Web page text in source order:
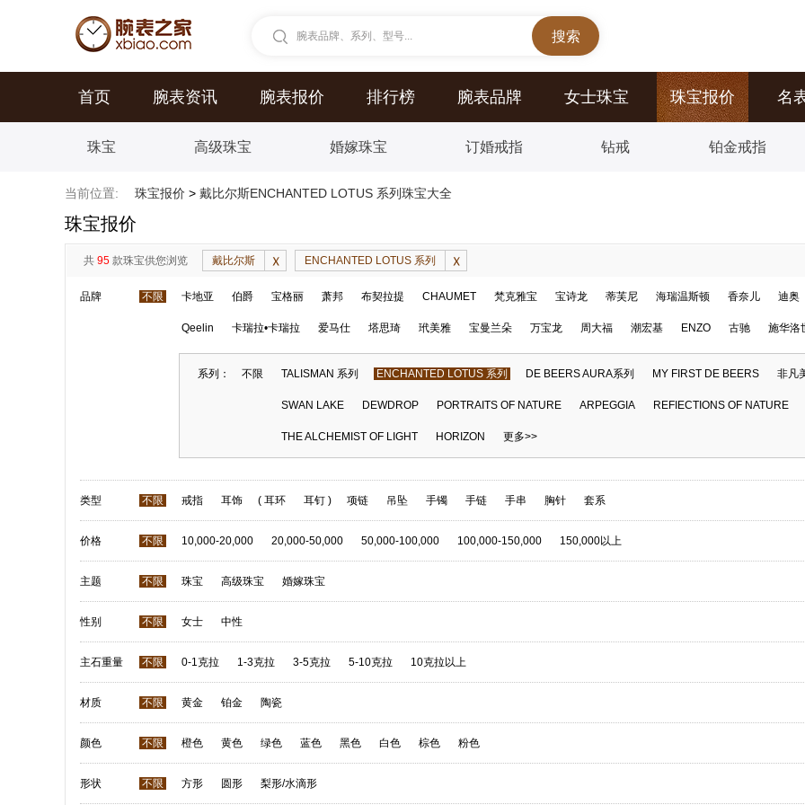
腕表品牌、系列、型号...
首页 腕表资讯 腕表报价 排行榜 腕表品牌 女士珠宝 珠宝报价 名
珠宝 高级珠宝 婚嫁珠宝 订婚戒指 钻戒 铂金戒指
当前位置: 珠宝报价 > 戴比尔斯ENCHANTED LOTUS 系列珠宝大全
珠宝报价
共 95 款珠宝供您浏览 戴比尔斯 ENCHANTED LOTUS 系列
品牌 不限 卡地亚 伯爵 宝格丽 萧邦 布契拉提 CHAUMET 梵克雅宝 宝诗龙 蒂芙尼 海瑞温斯顿 香奈儿 迪奥
Qeelin 卡瑞拉•卡瑞拉 爱马仕 塔思琦 玳美雅 宝曼兰朵 万宝龙 周大福 潮宏基 ENZO 古驰 施华洛
系列： 不限 TALISMAN 系列 ENCHANTED LOTUS 系列 DE BEERS AURA系列 MY FIRST DE BEERS 非凡
SWAN LAKE DEWDROP PORTRAITS OF NATURE ARPEGGIA REFIECTIONS OF NATURE
THE ALCHEMIST OF LIGHT HORIZON 更多>>
类型 不限 戒指 耳饰 ( 耳环 耳钉 ) 项链 吊坠 手镯 手链 手串 胸针 套系
价格 不限 10,000-20,000 20,000-50,000 50,000-100,000 100,000-150,000 150,000以上
主题 不限 珠宝 高级珠宝 婚嫁珠宝
性别 不限 女士 中性
主石重量 不限 0-1克拉 1-3克拉 3-5克拉 5-10克拉 10克拉以上
材质 不限 黄金 铂金 陶瓷
颜色 不限 橙色 黄色 绿色 蓝色 黑色 白色 棕色 粉色
形状 不限 方形 圆形 梨形/水滴形